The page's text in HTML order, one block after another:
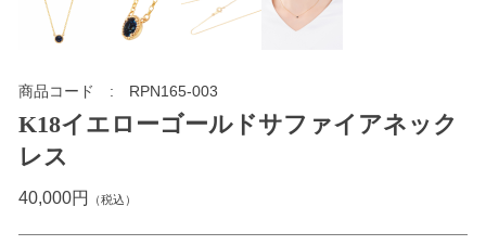
商品コード RPN165-003
K18イエローゴールドサファイアネック
レス
40,000円 （税込）